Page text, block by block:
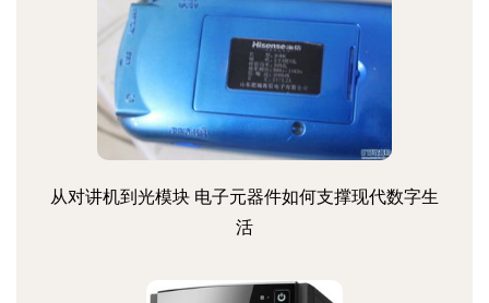
从对讲机到光模块 电子元器件如何支撑现代数字生
活